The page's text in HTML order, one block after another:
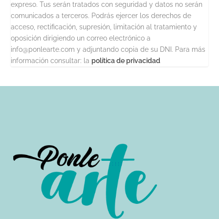
expreso. Tus serán tratados con seguridad y datos no serán
comunicados a terceros. Podrás ejercer los derechos de
acceso, rectificación, supresión, limitación al tratamiento y
oposición dirigiendo un correo electrónico a
info@ponlearte.com y adjuntando copia de su DNI. Para más
información consultar: la política de privacidad